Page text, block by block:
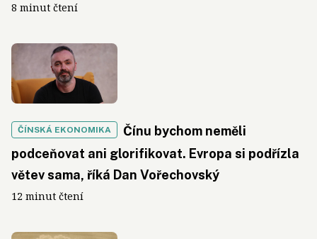
8 minut čtení
ČÍNSKÁ EKONOMIKA
Čínu bychom neměli
podceňovat ani glorifikovat. Evropa si podřízla
větev sama, říká Dan Vořechovský
12 minut čtení